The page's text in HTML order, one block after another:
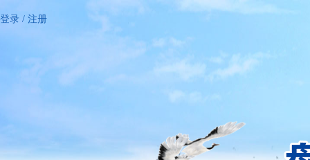
登录 / 注册